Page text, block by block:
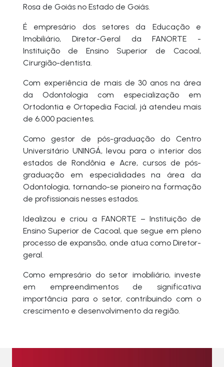
Rosa de Goiás no Estado de Goiás.
É empresário dos setores da Educação e
Imobiliário, Diretor-Geral da FANORTE -
Instituição de Ensino Superior de Cacoal,
Cirurgião-dentista.
Com experiência de mais de 30 anos na área
da Odontologia com especialização em
Ortodontia e Ortopedia Facial, já atendeu mais
de 6.000 pacientes.
Como gestor de pós-graduação do Centro
Universitário UNINGÁ, levou para o interior dos
estados de Rondônia e Acre, cursos de pós-
graduação em especialidades na área da
Odontologia, tornando-se pioneiro na formação
de profissionais nesses estados.
Idealizou e criou a FANORTE – Instituição de
Ensino Superior de Cacoal, que segue em pleno
processo de expansão, onde atua como Diretor-
geral.
Como empresário do setor imobiliário, investe
em empreendimentos de significativa
importância para o setor, contribuindo com o
crescimento e desenvolvimento da região.